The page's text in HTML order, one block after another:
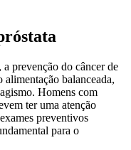
prevenção do câncer de
balanceada,
Homens com
ter uma atenção
preventivos
para o